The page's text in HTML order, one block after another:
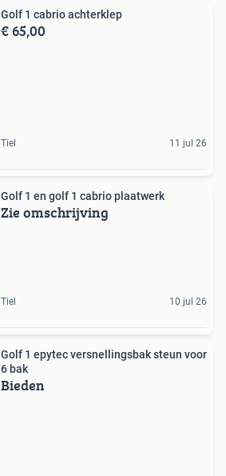
Golf 1 cabrio achterklep
€ 65,00
Tiel 11 jul 26
Golf 1 en golf 1 cabrio plaatwerk
Zie omschrijving
Tiel 10 jul 26
Golf 1 epytec versnellingsbak steun voor
6 bak
Bieden